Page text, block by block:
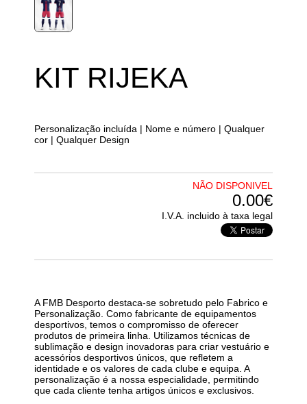
KIT RIJEKA
Personalização incluída | Nome e número | Qualquer
cor | Qualquer Design
NÃO DISPONIVEL
0.00€
I.V.A. incluido à taxa legal
A FMB Desporto destaca-se sobretudo pelo Fabrico e
Personalização. Como fabricante de equipamentos
desportivos, temos o compromisso de oferecer
produtos de primeira linha. Utilizamos técnicas de
sublimação e design inovadoras para criar vestuário e
acessórios desportivos únicos, que refletem a
identidade e os valores de cada clube e equipa. A
personalização é a nossa especialidade, permitindo
que cada cliente tenha artigos únicos e exclusivos.